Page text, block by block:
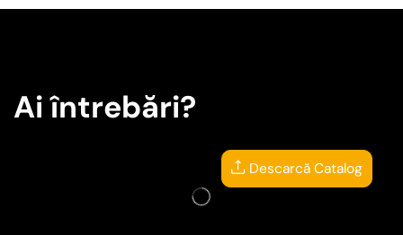
Ai întrebări?
Descarcă Catalog